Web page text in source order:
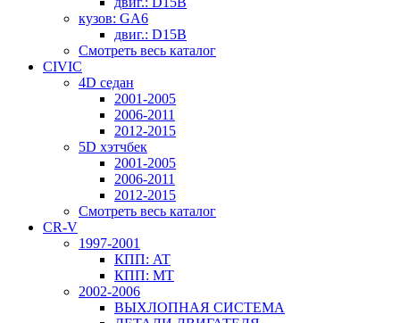
кузов: GA6
двиг.: D15B
Смотреть весь каталог
CIVIC
4D седан
2001-2005
2006-2011
2012-2015
5D хэтчбек
2001-2005
2006-2011
2012-2015
Смотреть весь каталог
CR-V
1997-2001
КПП: AT
КПП: MT
2002-2006
ВЫХЛОПНАЯ СИСТЕМА